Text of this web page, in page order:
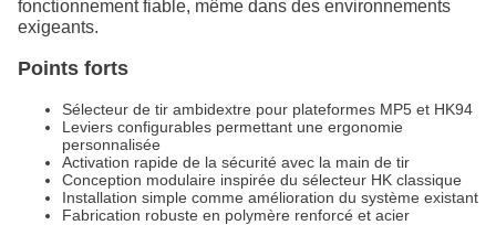
fonctionnement fiable, même dans des environnements
exigeants.
Points forts
Sélecteur de tir ambidextre pour plateformes MP5 et HK94
Leviers configurables permettant une ergonomie
personnalisée
Activation rapide de la sécurité avec la main de tir
Conception modulaire inspirée du sélecteur HK classique
Installation simple comme amélioration du système existant
Fabrication robuste en polymère renforcé et acier